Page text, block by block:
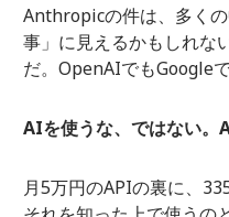
Anthropicの件は、多く
事」に見えるかもしれな
だ。OpenAIでもGoogle
AIを使うな、ではない。
月5万円のAPIの裏に、